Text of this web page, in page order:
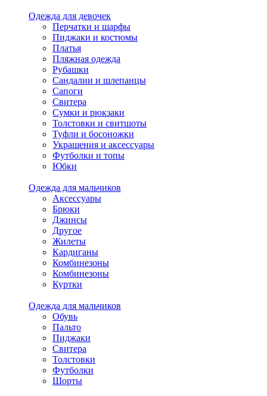
Одежда для девочек
Перчатки и шарфы
Пиджаки и костюмы
Платья
Пляжная одежда
Рубашки
Сандалии и шлепанцы
Сапоги
Свитера
Сумки и рюкзаки
Толстовки и свитшоты
Туфли и босоножки
Украшения и аксессуары
Футболки и топы
Юбки
Одежда для мальчиков
Аксессуары
Брюки
Джинсы
Другое
Жилеты
Кардиганы
Комбинезоны
Комбинезоны
Куртки
Одежда для мальчиков
Обувь
Пальто
Пиджаки
Свитера
Толстовки
Футболки
Шорты